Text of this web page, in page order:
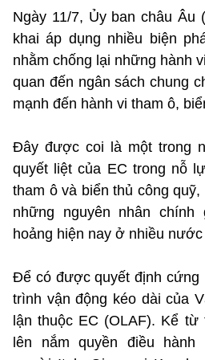
Ngày 11/7, Ủy ban châu Âu
khai áp dụng nhiều biện
nhằm chống lại những hành
quan đến ngân sách chung
mạnh đến hành vi tham ô,
Đây được coi là một trong
quyết liệt của EC trong nỗ
tham ô và biển thủ công
những nguyên nhân chính
hoảng hiện nay ở nhiều
Để có được quyết định cứng
trình vận động kéo dài của
lận thuộc EC (OLAF). Kể từ
lên nắm quyền điều hành